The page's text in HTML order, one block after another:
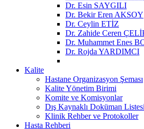
Dr. Esin SAYGILI
Dr. Bekir Eren AKSOY
Dr. Ceylin ETİZ
Dr. Zahide Ceren
Dr. Muhammet Enes
Dr. Rojda YARDIMCI
Kalite
Hastane Organizasyon Şeması
Kalite Yönetim Birimi
Komite ve Komisyonlar
Dış Kaynaklı Doküman Listesi
Klinik Rehber ve Protokoller
Hasta Rehberi